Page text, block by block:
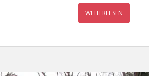
WEITERLESEN